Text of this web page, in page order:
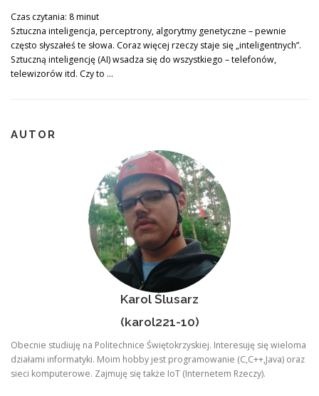
Czas czytania: 8minut
Sztuczna inteligencja, perceptrony, algorytmy genetyczne – pewnie
często słyszałeś te słowa. Coraz więcej rzeczy staje się „inteligentnych”.
Sztuczną inteligencję (AI) wsadza się do wszystkiego – telefonów,
telewizorów itd. Czy to …
AUTOR
Karol Ślusarz
(karol221-10)
Obecnie studiuję na Politechnice Świętokrzyskiej. Interesuję się wieloma
działami informatyki. Moim hobby jest programowanie (C,C++,Java) oraz
sieci komputerowe. Zajmuję się także IoT (Internetem Rzeczy).